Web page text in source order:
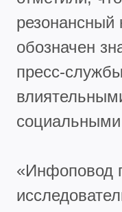
обозначен
пресс-
«Инфоповод